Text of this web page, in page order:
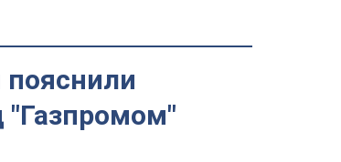
пояснили
"Газпромом"